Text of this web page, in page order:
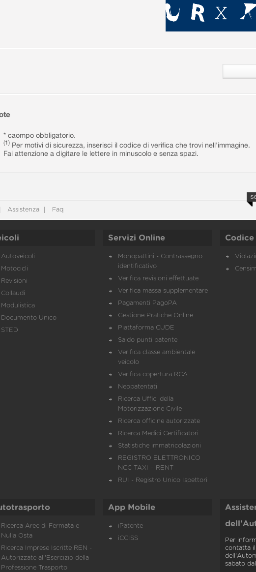
* caompo obbligatorio.
(1) Per motivi di sicurezza, inserisci il codice di verifica che trovi nell'immagine.
Fai attenzione a digitare le lettere in minuscolo e senza spazi.
Assistenza Faq
Autoveicoli
Motocicli
Revisioni
Collaudi
Modulistica
Documento Unico
STED
Servizi Online
Monopattini - Contrassegno
identificativo
Verifica revisioni effettuate
Verifica massa supplementare
Pagamenti PagoPA
Gestione Pratiche Online
Piattaforma CUDE
Saldo punti patente
Verifica classe ambientale
veicolo
Verifica copertura RCA
Neopatentati
Ricerca Uffici della
Motorizzazione Civile
Ricerca officine autorizzate
Ricerca Medici Certificatori
Statistiche immatricolazioni
REGISTRO ELETTRONICO
NCC TAXI – RENT
RUI - Registro Unico Ispettori
Ricerca Aree di Fermata e
Nulla Osta
Ricerca Imprese Iscritte REN -
Autorizzate all'Esercizio della
Professione Trasporto
App Mobile
iPatente
iCCISS
Per
contatta il
sabato